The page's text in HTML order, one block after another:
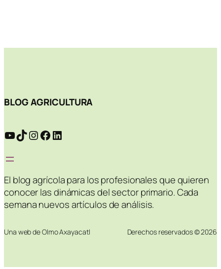
BLOG AGRICULTURA
YouTube
TikTok
Instagram
Facebook
LinkedIn
El blog agrícola para los profesionales que quieren
conocer las dinámicas del sector primario. Cada
semana nuevos artículos de análisis.
Una web de Olmo Axayacatl Derechos reservados © 2026